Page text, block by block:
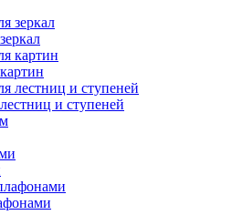
и ступеней